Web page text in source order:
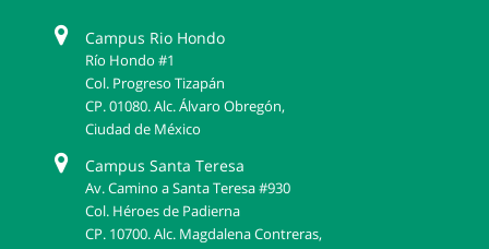
Campus Rio Hondo
Río Hondo #1
Col. Progreso Tizapán
CP. 01080. Alc. Álvaro Obregón,
Ciudad de México
Campus Santa Teresa
Av. Camino a Santa Teresa #930
Col. Héroes de Padierna
CP. 10700. Alc. Magdalena Contreras,